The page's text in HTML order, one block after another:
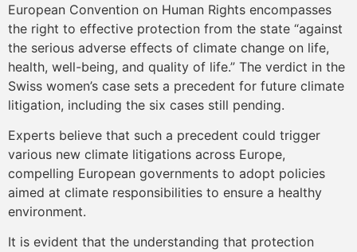
European Convention on Human Rights encompasses
the right to effective protection from the state “against
the serious adverse effects of climate change on life,
health, well-being, and quality of life.” The verdict in the
Swiss women’s case sets a precedent for future climate
litigation, including the six cases still pending.
Experts believe that such a precedent could trigger
various new climate litigations across Europe,
compelling European governments to adopt policies
aimed at climate responsibilities to ensure a healthy
environment.
It is evident that the understanding that protection